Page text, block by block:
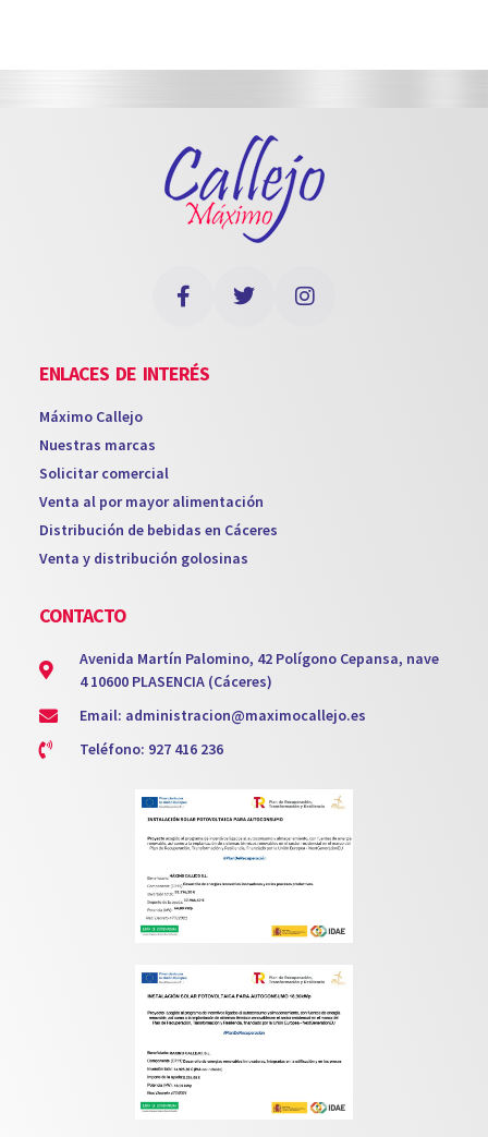
ENLACES DE INTERÉS
Máximo Callejo
Nuestras marcas
Solicitar comercial
Venta al por mayor alimentación
Distribución de bebidas en Cáceres
Venta y distribución golosinas
CONTACTO
Avenida Martín Palomino, 42 Polígono Cepansa, nave
4 10600 PLASENCIA (Cáceres)
Email: administracion@maximocallejo.es
Teléfono: 927 416 236